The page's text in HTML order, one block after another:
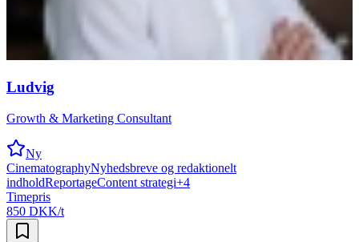
Ludvig
Growth & Marketing Consultant
Ny
CinematographyNyhedsbreve og redaktionelt
indholdReportageContent strategi+4
Timepris
850 DKK/t